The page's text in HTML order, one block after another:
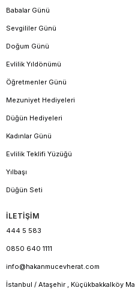
Babalar Günü
Sevgililer Günü
Doğum Günü
Evlilik Yıldönümü
Öğretmenler Günü
Mezuniyet Hediyeleri
Düğün Hediyeleri
Kadınlar Günü
Evlilik Teklifi Yüzüğü
Yılbaşı
Düğün Seti
İLETİŞİM
444 5 583
0850 640 1111
info@hakanmucevherat.com
İstanbul / Ataşehir , Küçükbakkalköy